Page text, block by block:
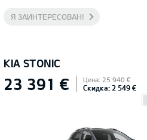
Я ЗАИНТЕРЕСОВАН!
KIA STONIC
23 391 € Цена: 25 940 €
Скидка: 2 549 €